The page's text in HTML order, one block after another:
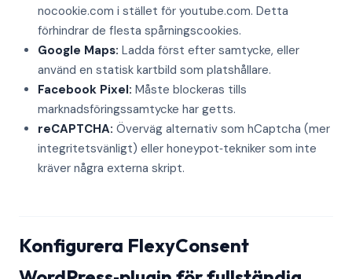
nocookie.com i stället för youtube.com. Detta
förhindrar de flesta spårningscookies.
Google Maps: Ladda först efter samtycke, eller
använd en statisk kartbild som platshållare.
Facebook Pixel: Måste blockeras tills
marknadsföringssamtycke har getts.
reCAPTCHA: Överväg alternativ som hCaptcha (mer
integritetsvänligt) eller honeypot‑tekniker som inte
kräver några externa skript.
Konfigurera FlexyConsent